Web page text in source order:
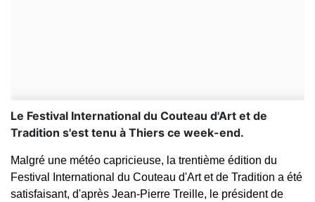
Le Festival International du Couteau d'Art et de
Tradition s'est tenu à Thiers ce week-end.
Malgré une météo capricieuse, la trentième édition du
Festival International du Couteau d'Art et de Tradition a été
satisfaisant, d'après Jean-Pierre Treille, le président de